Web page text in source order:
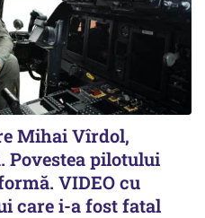
Mihai Vîrdol,
Povestea pilotului
VIDEO cu
care i-a fost fatal